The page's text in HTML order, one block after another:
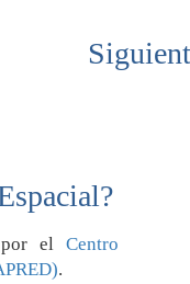
por el Centro
.